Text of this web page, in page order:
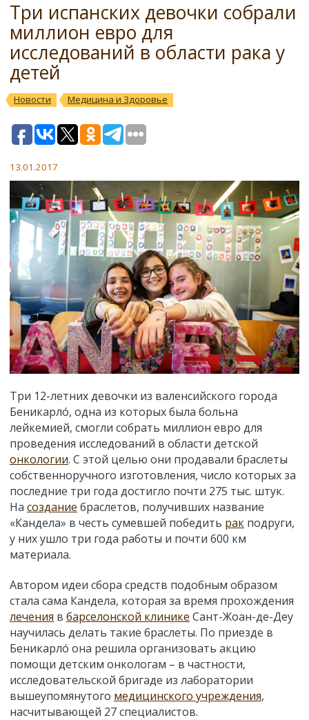
Три испанских девочки собрали
миллион евро для
исследований в области рака у
детей
Новости Медицина и Здоровье
13.01.2017
Три 12-летних девочки из валенсийского города
Беникарлó, одна из которых была больна
лейкемией, смогли собрать миллион евро для
проведения исследований в области детской
онкологии. С этой целью они продавали браслеты
собственноручного изготовления, число которых за
последние три года достигло почти 275 тыс. штук.
На создание браслетов, получивших название
«Кандела» в честь сумевшей победить рак подруги,
у них ушло три года работы и почти 600 км
материала.
Автором идеи сбора средств подобным образом
стала сама Кандела, которая за время прохождения
лечения в барселонской клинике Сант-Жоан-де-Деу
научилась делать такие браслеты. По приезде в
Беникарлó она решила организовать акцию
помощи детским онкологам – в частности,
исследовательской бригаде из лаборатории
вышеупомянутого медицинского учреждения,
насчитывающей 27 специалистов.